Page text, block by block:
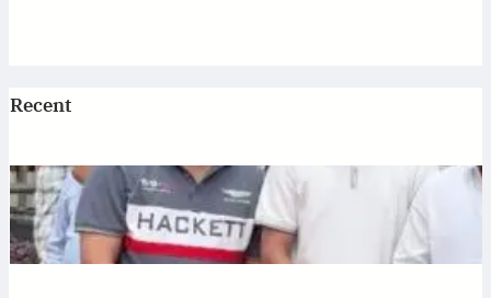
Recent
Jagannath: एटी पैलेस में भगवान जगन्नाथ की स्थापना, डिप्टी सीएम
अरुण साव ने रथ यात्रा को दिखाई हरी झंडी
July 10, 2026.Ronit Sharma